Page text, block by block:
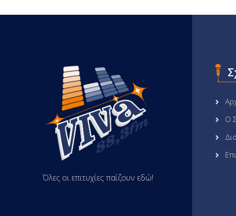
Όλες οι επιτυχίες παίζουν εδώ!
Ο